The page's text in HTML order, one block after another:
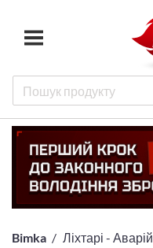
Bimka Ліхтарі -